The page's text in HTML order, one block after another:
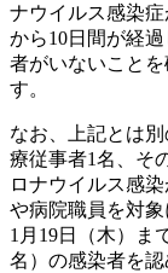
ナウイルス感染
から10日間が経
者がいないこと
す。
なお、上記とは
療従事者1名、そ
ロナウイルス感
や病院職員を対
1月19日（木）ま
名）の感染者を